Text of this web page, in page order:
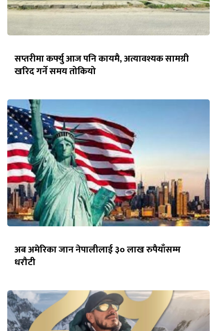
सप्तरीमा कर्फ्यु आज पनि कायमै, अत्यावश्यक सामग्री
खरिद गर्ने समय तोकियो
अब अमेरिका जान नेपालीलाई ३० लाख रुपैयाँसम्म
धरौटी